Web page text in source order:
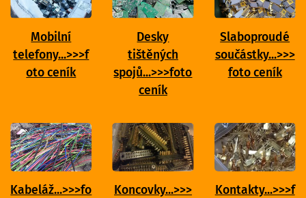
Mobilní
telefony...>>>f
oto ceník
Desky
tištěných
spojů...>>>foto
ceník
Slaboproudé
součástky...>>>
foto ceník
Kabeláž...>>>fo
Koncovky...>>>
Kontakty...>>>f